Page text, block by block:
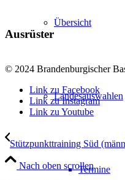
Übersicht
Landesauswahlen
Termine
Ausrüster
© 2024 Brandenburgischer
Link zu Facebook
Link zu Instagram
Link zu Youtube
Stützpunkttraining Süd
Nach oben scrollen